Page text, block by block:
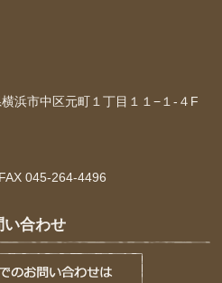
浜市中区元町１丁目１１−１-４F
045-264-4496
い合わせ